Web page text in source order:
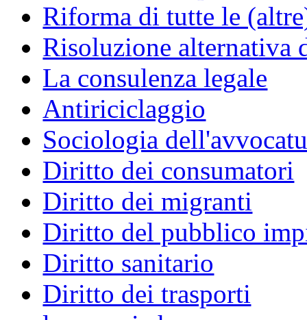
Riforma di tutte le
Risoluzione alternativa
La consulenza legale
Antiriciclaggio
Sociologia
Diritto dei consumatori
Diritto dei migranti
Diritto del pubblico
Diritto sanitario
Diritto dei trasporti